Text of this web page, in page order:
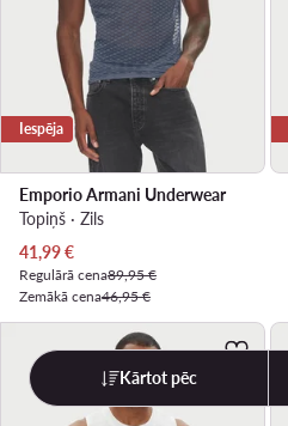
Iespēja
Emporio Armani Underwear
Topiņš · Zils
Pašreizējā cena
41,99€
Regulārā cena89,95 €
Zemākā cena46,95 €
Kārtot pēc